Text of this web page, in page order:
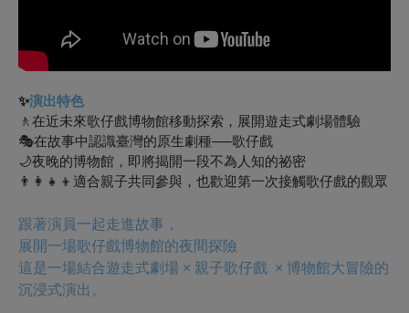
✨演出特色
🚶在近未來歌仔戲博物館移動探索，展開遊走式劇場體驗
🎭在故事中認識臺灣的原生劇種──歌仔戲
🌙夜晚的博物館，即將揭開一段不為人知的祕密
👨‍👩‍👧‍👦適合親子共同參與，也歡迎第一次接觸歌仔戲的觀眾
跟著演員一起走進故事，
展開一場歌仔戲博物館的夜間探險
這是一場結合遊走式劇場 × 親子歌仔戲 × 博物館大冒險的
沉浸式演出。